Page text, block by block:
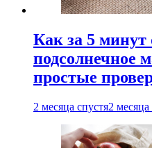
Как за 5 минут
подсолнечное
простые
2 месяца спустя2 месяца